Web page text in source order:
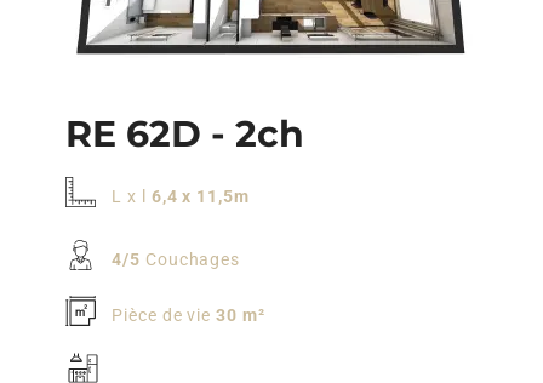
RE 62D - 2ch
L x l 6,4 x 11,5m
4/5 Couchages
Pièce de vie 30 m²